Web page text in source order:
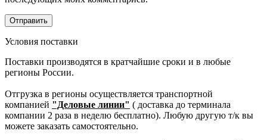
Условия поставки
Поставки производятся в кратчайшие сроки и в любые
регионы России.
Отгрузка в регионы осуществляется транспортной
компанией "Деловые линии" ( доставка до терминала
компании 2 раза в неделю бесплатно). Любую другую т/к вы
можете заказать самостоятельно.